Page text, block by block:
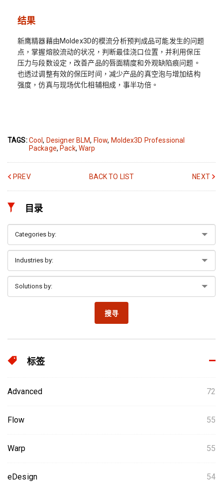
结果
新鹰精器藉由Moldex3D的模流分析预判成品可能发生的问题
点，掌握熔胶流动的状况，判断最佳浇口位置，并利用保压
压力与段数设定，改善产品的唇面精度和外观缺陷痕问题。
也透过调整有效的保压时间，减少产品的真空泡与增加结构
强度，仿真与现场优化相辅相成，事半功倍。
TAGS:Cool, Designer BLM, Flow, Moldex3D Professional
Package,Pack, Warp
PREV BACK TO LIST NEXT
目录
搜寻
标签
Advanced 72
Flow 55
Warp 55
eDesign 54